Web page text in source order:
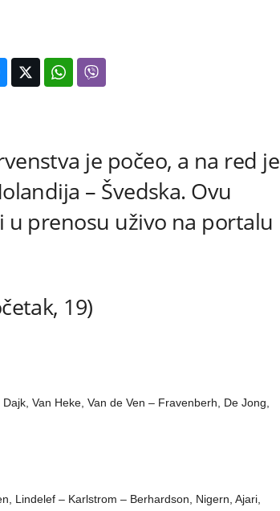
je počeo, a na red je
– Švedska. Ovu
prenosu uživo na portalu
19)
Van Heke, Van de Ven – Fravenberh, De Jong,
Lindelef – Karlstrom – Berhardson, Nigern, Ajari,